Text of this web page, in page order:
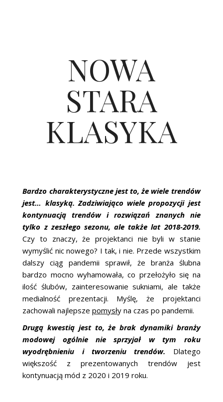
NOWA
STARA
KLASYKA
Bardzo charakterystyczne jest to, że wiele trendów
jest… klasyką. Zadziwiająco wiele propozycji jest
kontynuacją trendów i rozwiązań znanych nie
tylko z zeszłego sezonu, ale także lat 2018-2019.
Czy to znaczy, że projektanci nie byli w stanie
wymyślić nic nowego? I tak, i nie. Przede wszystkim
dalszy ciąg pandemii sprawił, że branża ślubna
bardzo mocno wyhamowała, co przełożyło się na
ilość ślubów, zainteresowanie sukniami, ale także
medialność prezentacji. Myślę, że projektanci
zachowali najlepszepomysły na czas po pandemii.
Drugą kwestią jest to, że brak dynamiki branży
modowej ogólnie nie sprzyjał w tym roku
wyodrębnieniu i tworzeniu trendów.
Dlatego
większość z prezentowanych trendów jest
kontynuacją mód z 2020 i 2019 roku.